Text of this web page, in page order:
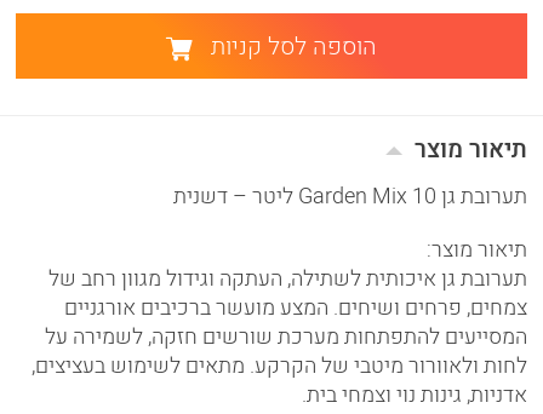
הוספה לסל קניות
תיאור מוצר
תערובת גן Garden Mix 10 ליטר – דשנית
תיאור מוצר:
תערובת גן איכותית לשתילה, העתקה וגידול מגוון רחב של
צמחים, פרחים ושיחים. המצע מועשר ברכיבים אורגניים
המסייעים להתפתחות מערכת שורשים חזקה, לשמירה על
לחות ולאוורור מיטבי של הקרקע. מתאים לשימוש בעציצים,
אדניות, גינות נוי וצמחי בית.